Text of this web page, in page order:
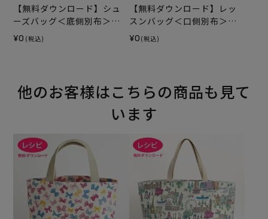
【無料ダウンロード】シュ
ーズバッグ＜底側別布＞
（レシピ）
¥0 (税込)
【無料ダウンロード】レッ
スンバッグ＜口側別布＞
（レシピ）
¥0 (税込)
他のお客様はこちらの商品も見て
います